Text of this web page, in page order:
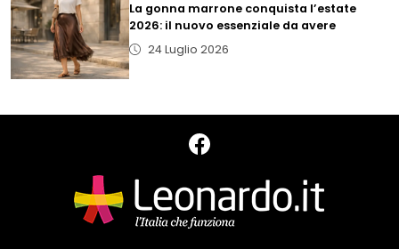
La gonna marrone conquista l’estate
2026: il nuovo essenziale da avere
24 Luglio 2026